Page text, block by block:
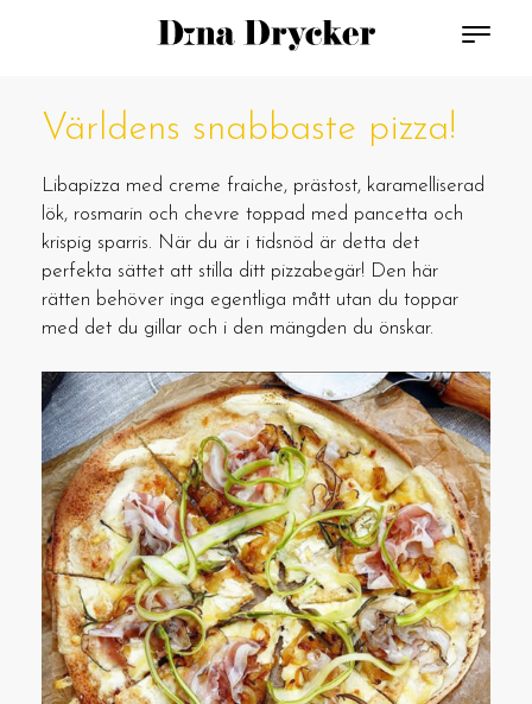
Världens snabbaste pizza!
Libapizza med creme fraiche, prästost, karamelliserad
lök, rosmarin och chevre toppad med pancetta och
krispig sparris. När du är i tidsnöd är detta det
perfekta sättet att stilla ditt pizzabegär! Den här
rätten behöver inga egentliga mått utan du toppar
med det du gillar och i den mängden du önskar.